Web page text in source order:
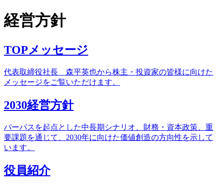
経営方針
TOPメッセージ
代表取締役社長 森平英也から株主・投資家の皆様に向けた
メッセージをご覧いただけます。
2030経営方針
パーパスを起点とした中長期シナリオ、財務・資本政策、重
要課題を通じて、2030年に向けた価値創造の方向性を示して
います。
役員紹介